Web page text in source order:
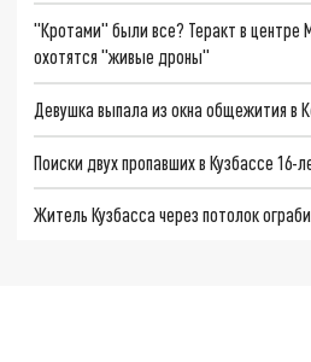
"Кротами" были все? Теракт в центре
охотятся "живые дроны"
Девушка выпала из окна общежития в
Поиски двух пропавших в Кузбассе 16-
Житель Кузбасса через потолок